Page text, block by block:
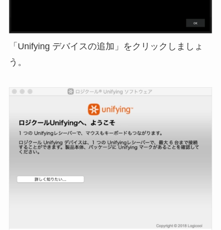
「Unifying デバイスの追加」をクリックしましょ
う。